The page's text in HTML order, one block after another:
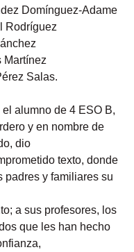
Domínguez-Adame
Rodríguez
Martínez
Salas.
alumno de 4 ESO B,
y en nombre de
dio
texto, donde
padres y familiares su
a sus profesores, los
que les han hecho